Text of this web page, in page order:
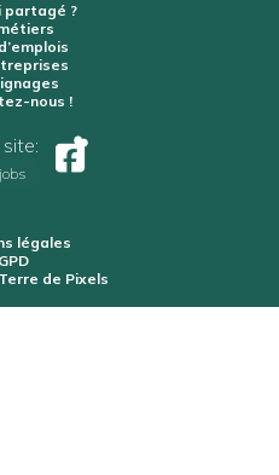
partagé ?
nous !
légales
de Pixels